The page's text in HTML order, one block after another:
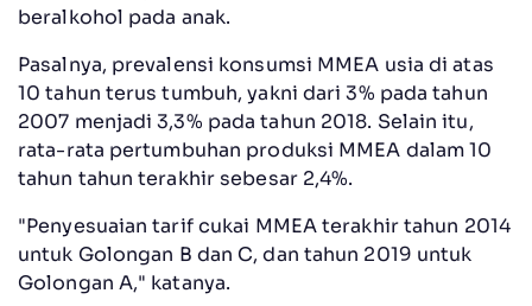
beralkohol pada anak.
Pasalnya, prevalensi konsumsi MMEA usia di atas
10 tahun terus tumbuh, yakni dari 3% pada tahun
2007 menjadi 3,3% pada tahun 2018. Selain itu,
rata-rata pertumbuhan produksi MMEA dalam 10
tahun tahun terakhir sebesar 2,4%.
"Penyesuaian tarif cukai MMEA terakhir tahun 2014
untuk Golongan B dan C, dan tahun 2019 untuk
Golongan A," katanya.